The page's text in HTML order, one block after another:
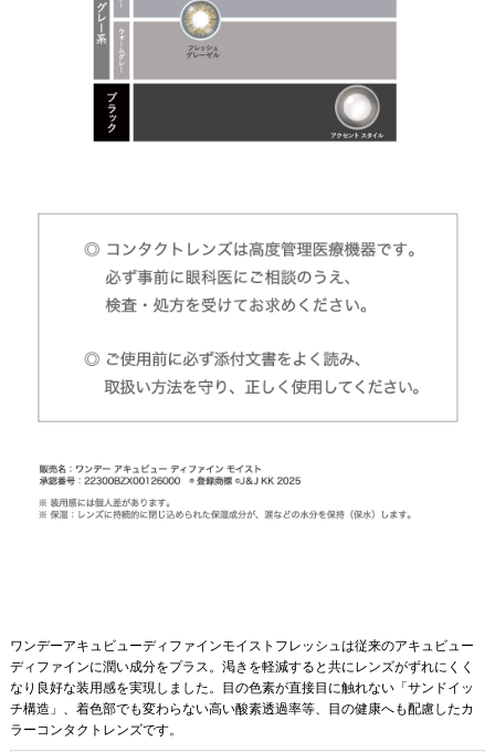
ワンデーアキュビューディファインモイストフレッシュは従来のアキュビュー
ディファインに潤い成分をプラス。渇きを軽減すると共にレンズがずれにくく
なり良好な装用感を実現しました。目の色素が直接目に触れない「サンドイッ
チ構造」、着色部でも変わらない高い酸素透過率等、目の健康へも配慮したカ
ラーコンタクトレンズです。